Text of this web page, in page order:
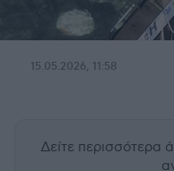
15.05.2026, 11:58
Δείτε περισσότερα